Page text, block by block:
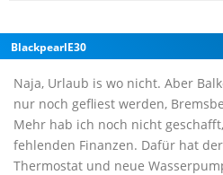
BlackpearlE30
Naja, Urlaub is wo nicht. Aber
nur noch gefliest werden,
Mehr hab ich noch nicht
fehlenden Finanzen. Dafür hat
Thermostat und neue